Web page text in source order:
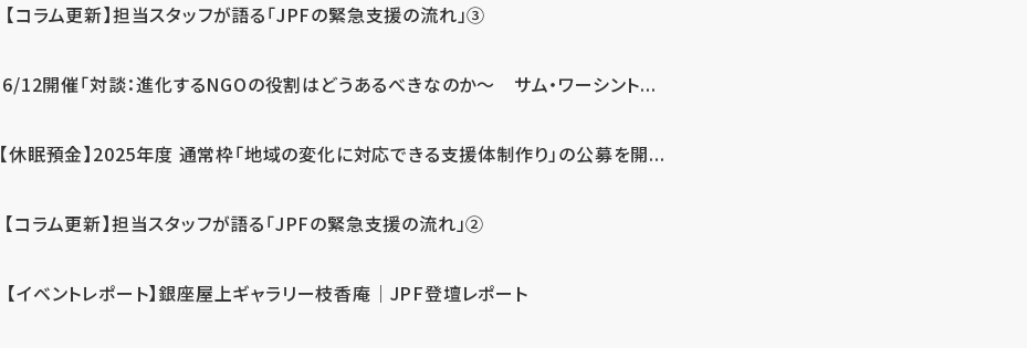
【コラム更新】担当スタッフが語る「JPFの緊急支援の流れ」③
6/12開催「対談：進化するNGOの役割はどうあるべきなのか～ サム・ワーシント...
【休眠預金】2025年度 通常枠「地域の変化に対応できる支援体制作り」の公募を開...
【コラム更新】担当スタッフが語る「JPFの緊急支援の流れ」②
【イベントレポート】銀座屋上ギャラリー枝香庵｜JPF登壇レポート